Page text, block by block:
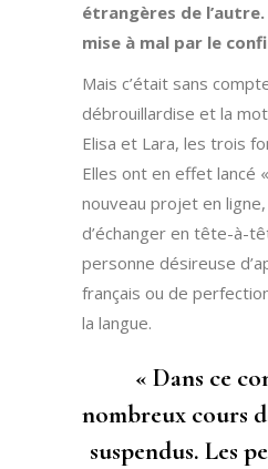
étrangères de
mise à mal par le
Mais c’était sans
débrouillardise et la
Elisa et Lara, les trois
Elles ont en effet lancé
nouveau projet en
d’échanger en tête-à-
personne désireuse
français ou de
la langue.
« Dans ce
nombreux cours
suspendus. Les